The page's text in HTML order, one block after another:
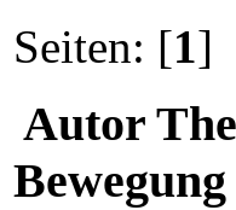
Seiten: [1]
Autor